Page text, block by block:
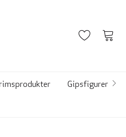
Gipsfigurer